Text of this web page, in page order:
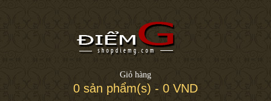
Giỏ hàng
0 sản phẩm(s) - 0 VND